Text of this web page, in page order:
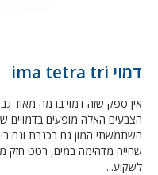
דמוי ima tetra tri
אין ספק שזה דמוי ברמה מאוד
הצבעים האלה מופעים בדמויים
השתמשתי המון גם בכנרת וגם
שחייה מדהימה במים, רטט חזק
לשקוע...